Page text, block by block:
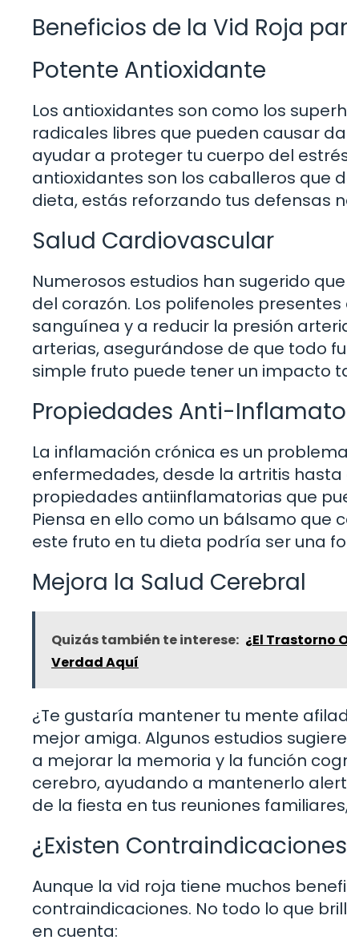
Beneficios de la Vid Roja
Potente Antioxidante
Los antioxidantes son como los
radicales libres que pueden causar
ayudar a proteger tu cuerpo del
antioxidantes son los caballeros que
dieta, estás reforzando tus defensas
Salud Cardiovascular
Numerosos estudios han sugerido
del corazón. Los polifenoles
sanguínea y a reducir la presión
arterias, asegurándose de que todo
simple fruto puede tener un impacto
Propiedades Anti-
La inflamación crónica es un
enfermedades, desde la artritis
propiedades antiinflamatorias que
Piensa en ello como un bálsamo que
este fruto en tu dieta podría ser una
Mejora la Salud Cerebral
Quizás también te interese: ¿El Trastorno
Verdad Aquí
¿Te gustaría mantener tu mente
mejor amiga. Algunos estudios
a mejorar la memoria y la función
cerebro, ayudando a mantenerlo
de la fiesta en tus reuniones
¿Existen
Aunque la vid roja tiene muchos
contraindicaciones. No todo lo que
en cuenta: